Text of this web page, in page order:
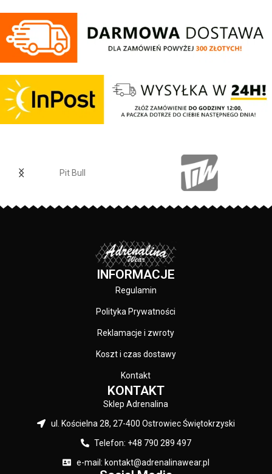
szczotkowana i przyjemna w
dotyku - mocne żebrowane
ściągacze na rękawach oraz u
dołu bluzy - żebrowany kołnierz -
ściągacze rękawów dodatkowo
posiadają otwory na kciuk - od
wewnętrznej strony lamówka przy
karku chroniąca przed otarciami -
silikonowa kwadratowa naszywka
na lewym rękawie z logo marki Pit
specjalistyczną technologią
bawełna / 20% poliester
Granatowy
bawełny 400 gr/m2 - tkanina od
wewnętrznej strony jest
szczotkowana i przyjemna w
dołu bluzy - regulacja kaptura za
pomocą szerokiego sznurka z
metalowym wykończeniem -
na lewym rękawie silikonowa
naszywka z logo marki - duża
przednia kieszeń typu kangurka -
nadruki wykonane specjalistyczną
Pit Bull
INFORMACJE
Regulamin
Polityka Prywatności
Reklamacje i zwroty
Koszt i czas dostawy
Kontakt
KONTAKT
Sklep Adrenalina
ul. Kościelna 28, 27-400 Ostrowiec Świętokrzyski
Telefon: +48 790 289 497
e-mail: kontakt@adrenalinawear.pl